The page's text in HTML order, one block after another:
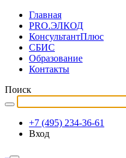
Главная
PRO.ЭЛКОД
КонсультантПлюс
СБИС
Образование
Контакты
Поиск
+7 (495) 234-36-61
Вход